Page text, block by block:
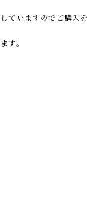
ていますのでご購入を
す。